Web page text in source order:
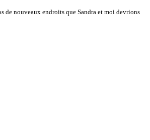
de nouveaux endroits que Sandra et moi devrions